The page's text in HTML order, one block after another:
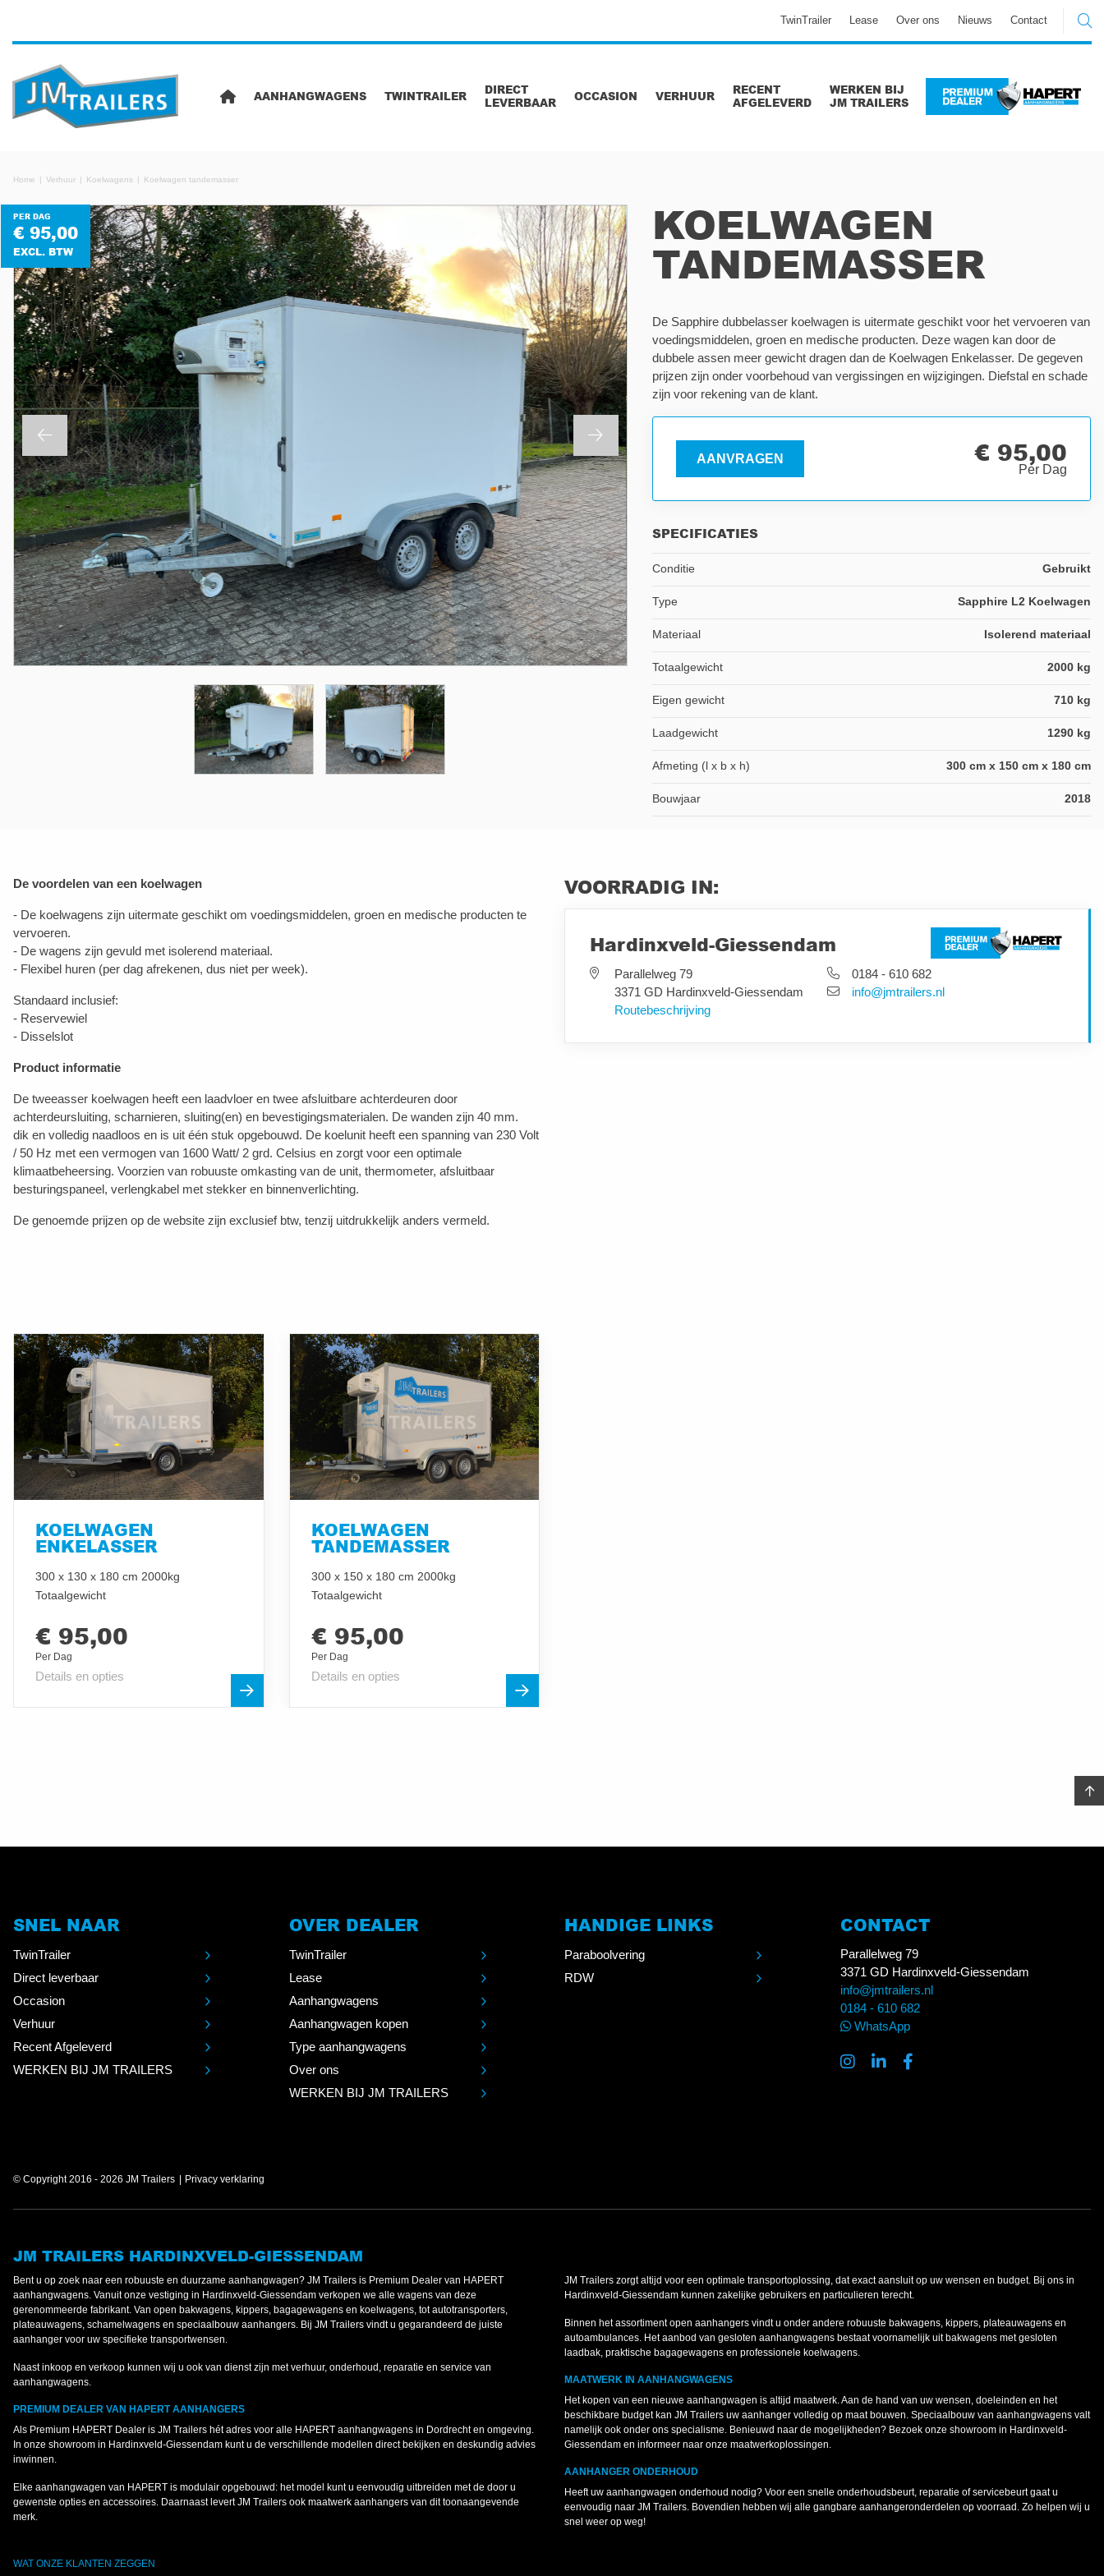
TwinTrailer Lease Over ons Nieuws Contact
AANHANGWAGENS TWINTRAILER
DIRECT
LEVERBAAR
OCCASION VERHUUR
RECENT
AFGELEVERD
WERKEN BIJ
JM TRAILERS
Home Verhuur Koelwagens Koelwagen tandemasser
PER DAG
€ 95,00
EXCL. BTW
KOELWAGEN
TANDEMASSER
De Sapphire dubbelasser koelwagen is uitermate geschikt voor het vervoeren van
voedingsmiddelen, groen en medische producten. Deze wagen kan door de
dubbele assen meer gewicht dragen dan de Koelwagen Enkelasser. De gegeven
prijzen zijn onder voorbehoud van vergissingen en wijzigingen. Diefstal en schade
zijn voor rekening van de klant.
AANVRAGEN € 95,00
Per Dag
SPECIFICATIES
Conditie Gebruikt
Type Sapphire L2 Koelwagen
Materiaal Isolerend materiaal
Totaalgewicht 2000 kg
Eigen gewicht 710 kg
Laadgewicht 1290 kg
Afmeting (l x b x h) 300 cm x 150 cm x 180 cm
Bouwjaar 2018
De voordelen van een koelwagen
- De koelwagens zijn uitermate geschikt om voedingsmiddelen, groen en medische producten te
vervoeren.
- De wagens zijn gevuld met isolerend materiaal.
- Flexibel huren (per dag afrekenen, dus niet per week).
Standaard inclusief:
- Reservewiel
- Disselslot
Product informatie
De tweeasser koelwagen heeft een laadvloer en twee afsluitbare achterdeuren door
achterdeursluiting, scharnieren, sluiting(en) en bevestigingsmaterialen. De wanden zijn 40 mm.
dik en volledig naadloos en is uit één stuk opgebouwd. De koelunit heeft een spanning van 230 Volt
/ 50 Hz met een vermogen van 1600 Watt/ 2 grd. Celsius en zorgt voor een optimale
klimaatbeheersing. Voorzien van robuuste omkasting van de unit, thermometer, afsluitbaar
besturingspaneel, verlengkabel met stekker en binnenverlichting.
De genoemde prijzen op de website zijn exclusief btw, tenzij uitdrukkelijk anders vermeld.
VOORRADIG IN:
Hardinxveld-Giessendam
Parallelweg 79
3371 GD Hardinxveld-Giessendam
Routebeschrijving
0184 - 610 682
info@jmtrailers.nl
KOELWAGEN
ENKELASSER
300 x 130 x 180 cm 2000kg
Totaalgewicht
€ 95,00
Per Dag
Details en opties
KOELWAGEN
TANDEMASSER
300 x 150 x 180 cm 2000kg
Totaalgewicht
€ 95,00
Per Dag
Details en opties
SNEL NAAR
TwinTrailer
Direct leverbaar
Occasion
Verhuur
Recent Afgeleverd
WERKEN BIJ JM TRAILERS
OVER DEALER
TwinTrailer
Lease
Aanhangwagens
Aanhangwagen kopen
Type aanhangwagens
Over ons
WERKEN BIJ JM TRAILERS
HANDIGE LINKS
Paraboolvering
RDW
CONTACT
Parallelweg 79
3371 GD Hardinxveld-Giessendam
info@jmtrailers.nl
0184 - 610 682
WhatsApp
© Copyright 2016 - 2026 JM Trailers Privacy verklaring
JM TRAILERS HARDINXVELD-GIESSENDAM
Bent u op zoek naar een robuuste en duurzame aanhangwagen? JM Trailers is Premium Dealer van HAPERT
aanhangwagens. Vanuit onze vestiging in Hardinxveld-Giessendam verkopen we alle wagens van deze
gerenommeerde fabrikant. Van open bakwagens, kippers, bagagewagens en koelwagens, tot autotransporters,
plateauwagens, schamelwagens en speciaalbouw aanhangers. Bij JM Trailers vindt u gegarandeerd de juiste
aanhanger voor uw specifieke transportwensen.
Naast inkoop en verkoop kunnen wij u ook van dienst zijn met verhuur, onderhoud, reparatie en service van
aanhangwagens.
PREMIUM DEALER VAN HAPERT AANHANGERS
Als Premium HAPERT Dealer is JM Trailers hét adres voor alle HAPERT aanhangwagens in Dordrecht en omgeving.
In onze showroom in Hardinxveld-Giessendam kunt u de verschillende modellen direct bekijken en deskundig advies
inwinnen.
Elke aanhangwagen van HAPERT is modulair opgebouwd: het model kunt u eenvoudig uitbreiden met de door u
gewenste opties en accessoires. Daarnaast levert JM Trailers ook maatwerk aanhangers van dit toonaangevende
merk.
WAT ONZE KLANTEN ZEGGEN
JM Trailers zorgt altijd voor een optimale transportoplossing, dat exact aansluit op uw wensen en budget. Bij ons in
Hardinxveld-Giessendam kunnen zakelijke gebruikers en particulieren terecht.
Binnen het assortiment open aanhangers vindt u onder andere robuuste bakwagens, kippers, plateauwagens en
autoambulances. Het aanbod van gesloten aanhangwagens bestaat voornamelijk uit bakwagens met gesloten
laadbak, praktische bagagewagens en professionele koelwagens.
MAATWERK IN AANHANGWAGENS
Het kopen van een nieuwe aanhangwagen is altijd maatwerk. Aan de hand van uw wensen, doeleinden en het
beschikbare budget kan JM Trailers uw aanhanger volledig op maat bouwen. Speciaalbouw van aanhangwagens valt
namelijk ook onder ons specialisme. Benieuwd naar de mogelijkheden? Bezoek onze showroom in Hardinxveld-
Giessendam en informeer naar onze maatwerkoplossingen.
AANHANGER ONDERHOUD
Heeft uw aanhangwagen onderhoud nodig? Voor een snelle onderhoudsbeurt, reparatie of servicebeurt gaat u
eenvoudig naar JM Trailers. Bovendien hebben wij alle gangbare aanhangeronderdelen op voorraad. Zo helpen wij u
snel weer op weg!